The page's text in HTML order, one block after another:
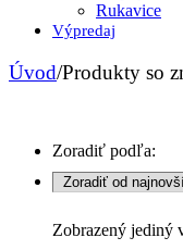
Rukavice
Výpredaj
Úvod/Produkty so
Zoradiť podľa:
Zobrazený jediný